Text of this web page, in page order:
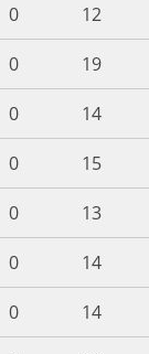
0
12
0
19
0
14
0
15
0
13
0
14
0
14